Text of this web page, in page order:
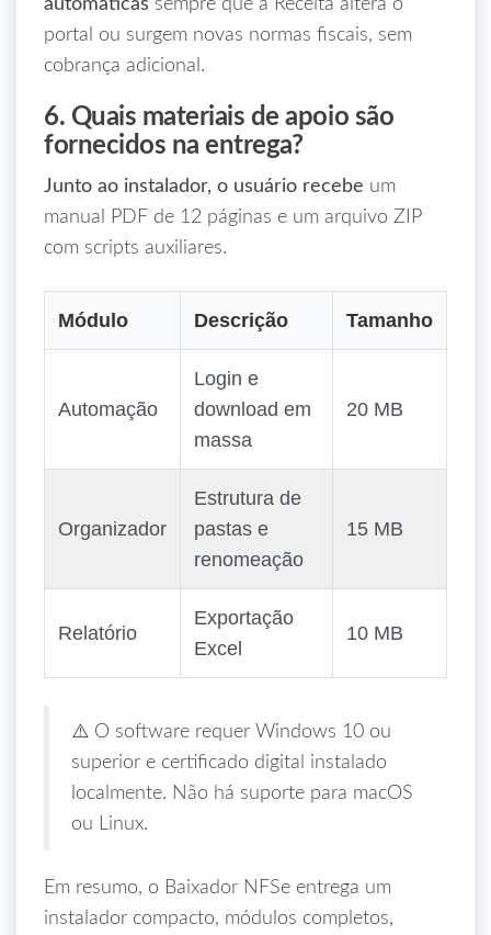
automáticas sempre que a Receita altera o
portal ou surgem novas normas fiscais, sem
cobrança adicional.
6. Quais materiais de apoio são
fornecidos na entrega?
Junto ao instalador, o usuário recebe um
manual PDF de 12 páginas e um arquivo ZIP
com scripts auxiliares.
Módulo Descrição Tamanho
Automação
Login e
download em
massa
20 MB
Organizador
Estrutura de
pastas e
renomeação
15 MB
Relatório
Exportação
Excel
10 MB
⚠️ O software requer Windows 10 ou
superior e certificado digital instalado
localmente. Não há suporte para macOS
ou Linux.
Em resumo, o Baixador NFSe entrega um
instalador compacto, módulos completos,